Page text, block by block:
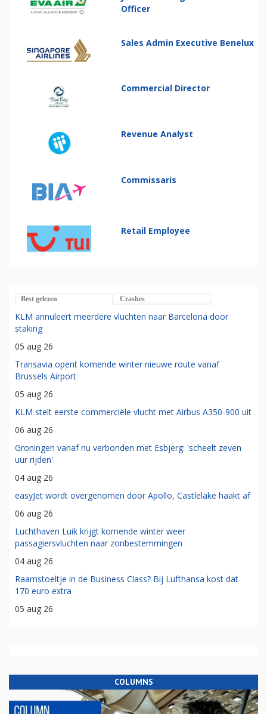
Officer
Sales Admin Executive Benelux
Commercial Director
Revenue Analyst
Commissaris
Retail Employee
Best gelezen Crashes
KLM annuleert meerdere vluchten naar Barcelona door
staking
05 aug 26
Transavia opent komende winter nieuwe route vanaf
Brussels Airport
05 aug 26
KLM stelt eerste commerciële vlucht met Airbus A350-900 uit
06 aug 26
Groningen vanaf nu verbonden met Esbjerg: 'scheelt zeven
uur rijden'
04 aug 26
easyJet wordt overgenomen door Apollo, Castlelake haakt af
06 aug 26
Luchthaven Luik krijgt komende winter weer
passagiersvluchten naar zonbestemmingen
04 aug 26
Raamstoeltje in de Business Class? Bij Lufthansa kost dat
170 euro extra
05 aug 26
COLUMNS